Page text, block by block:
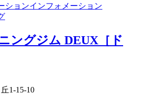
インフォメーション
1-15-10